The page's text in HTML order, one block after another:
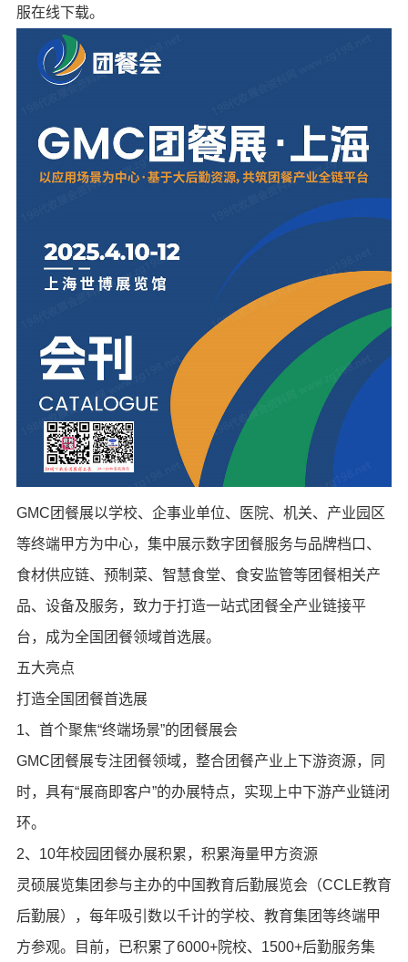
服在线下载。
GMC团餐展以学校、企事业单位、医院、机关、产业园区
等终端甲方为中心，集中展示数字团餐服务与品牌档口、
食材供应链、预制菜、智慧食堂、食安监管等团餐相关产
品、设备及服务，致力于打造一站式团餐全产业链接平
台，成为全国团餐领域首选展。
五大亮点
打造全国团餐首选展
1、首个聚焦“终端场景”的团餐展会
GMC团餐展专注团餐领域，整合团餐产业上下游资源，同
时，具有“展商即客户”的办展特点，实现上中下游产业链闭
环。
2、10年校园团餐办展积累，积累海量甲方资源
灵硕展览集团参与主办的中国教育后勤展览会（CCLE教育
后勤展），每年吸引数以千计的学校、教育集团等终端甲
方参观。目前，已积累了6000+院校、1500+后勤服务集